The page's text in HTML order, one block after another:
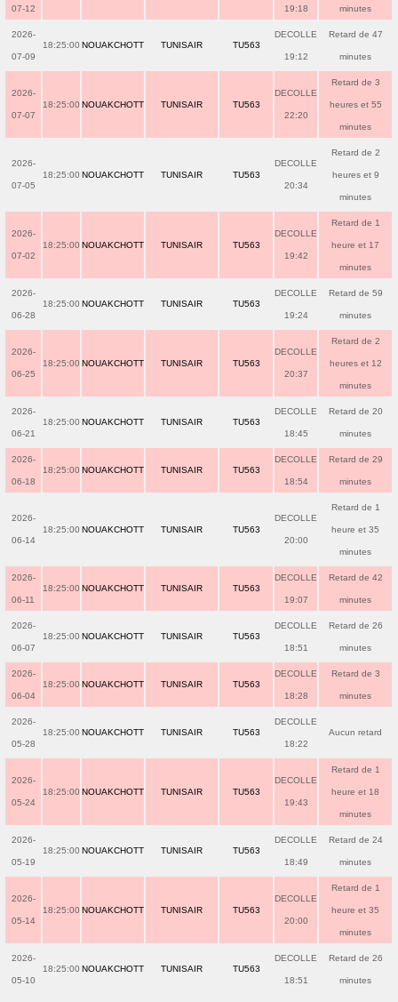
07-12 19:18 minutes
2026-
07-09
18:25:00 NOUAKCHOTT TUNISAIR TU563
DECOLLE
19:12
Retard de 47
minutes
2026-
07-07
18:25:00 NOUAKCHOTT TUNISAIR TU563
DECOLLE
22:20
Retard de 3
heures et 55
minutes
2026-
07-05
18:25:00 NOUAKCHOTT TUNISAIR TU563
DECOLLE
20:34
Retard de 2
heures et 9
minutes
2026-
07-02
18:25:00 NOUAKCHOTT TUNISAIR TU563
DECOLLE
19:42
Retard de 1
heure et 17
minutes
2026-
06-28
18:25:00 NOUAKCHOTT TUNISAIR TU563
DECOLLE
19:24
Retard de 59
minutes
2026-
06-25
18:25:00 NOUAKCHOTT TUNISAIR TU563
DECOLLE
20:37
Retard de 2
heures et 12
minutes
2026-
06-21
18:25:00 NOUAKCHOTT TUNISAIR TU563
DECOLLE
18:45
Retard de 20
minutes
2026-
06-18
18:25:00 NOUAKCHOTT TUNISAIR TU563
DECOLLE
18:54
Retard de 29
minutes
2026-
06-14
18:25:00 NOUAKCHOTT TUNISAIR TU563
DECOLLE
20:00
Retard de 1
heure et 35
minutes
2026-
06-11
18:25:00 NOUAKCHOTT TUNISAIR TU563
DECOLLE
19:07
Retard de 42
minutes
2026-
06-07
18:25:00 NOUAKCHOTT TUNISAIR TU563
DECOLLE
18:51
Retard de 26
minutes
2026-
06-04
18:25:00 NOUAKCHOTT TUNISAIR TU563
DECOLLE
18:28
Retard de 3
minutes
2026-
05-28
18:25:00 NOUAKCHOTT TUNISAIR TU563
DECOLLE
18:22
Aucun retard
2026-
05-24
18:25:00 NOUAKCHOTT TUNISAIR TU563
DECOLLE
19:43
Retard de 1
heure et 18
minutes
2026-
05-19
18:25:00 NOUAKCHOTT TUNISAIR TU563
DECOLLE
18:49
Retard de 24
minutes
2026-
05-14
18:25:00 NOUAKCHOTT TUNISAIR TU563
DECOLLE
20:00
Retard de 1
heure et 35
minutes
2026-
05-10
18:25:00 NOUAKCHOTT TUNISAIR TU563
DECOLLE
18:51
Retard de 26
minutes